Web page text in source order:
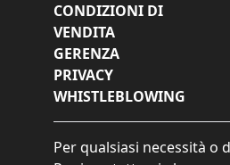
CONDIZIONI DI
VENDITA
GERENZA
PRIVACY
WHISTLEBLOWING
Per qualsiasi necessità o